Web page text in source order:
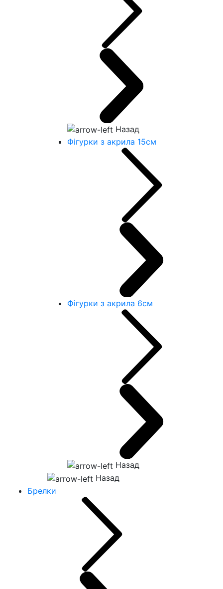
Назад
Фігурки з акрила 15см
Фігурки з акрила 6см
Назад
Назад
Брелки